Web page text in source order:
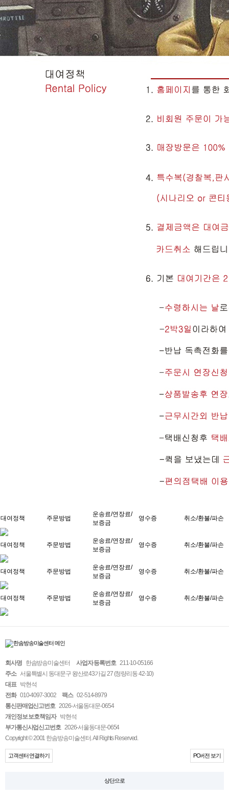
대여정책 주문방법
운송료/연장료/
보증금
영수증 취소/환불/파손
대여정책 주문방법
운송료/연장료/
보증금
영수증 취소/환불/파손
대여정책 주문방법
운송료/연장료/
보증금
영수증 취소/환불/파손
대여정책 주문방법
운송료/연장료/
보증금
영수증 취소/환불/파손
회사명 한솜방송미술센터 사업자 등록번호 211-10-05166
주소 서울특별시 동대문구 왕산로43가길 27 (청량리동 42-10)
대표 박현석
전화 010-4097-3002 팩스 02-514-8979
통신판매업신고번호 2026-서울동대문-0654
개인정보 보호책임자 박현석
부가통신사업신고번호 2026-서울동대문-0654
Copyright © 2001 한솜방송미술센터. All Rights Reserved.
고객센터 연결하기 PC버전 보기
상단으로